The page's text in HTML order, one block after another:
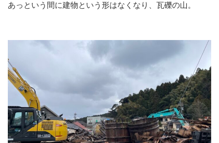
あっという間に建物という形はなくなり、瓦礫の山。